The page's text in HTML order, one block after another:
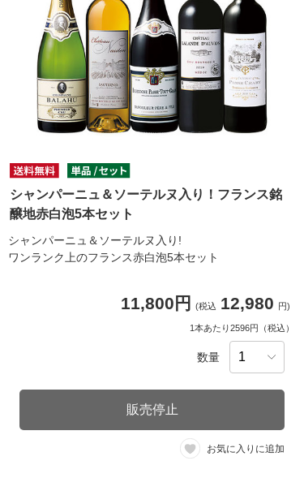
シャンパーニュ＆ソーテルヌ入り！フランス銘
醸地赤白泡5本セット
シャンパーニュ＆ソーテルヌ入り!
ワンランク上のフランス赤白泡5本セット
11,800円 (税込 12,980 円)
1本あたり2596円（税込）
数量
販売停止
お気に入りに追加